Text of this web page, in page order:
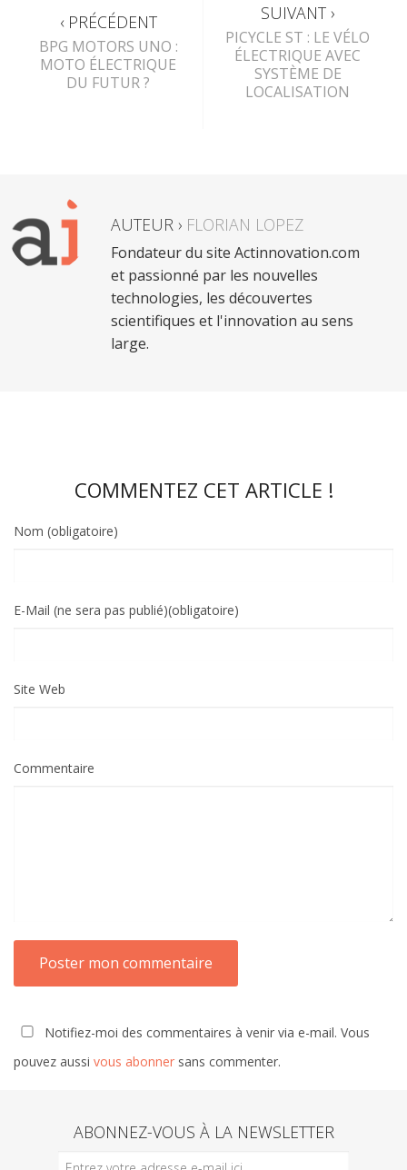
‹ PRÉCÉDENT
BPG MOTORS UNO :
MOTO ÉLECTRIQUE
DU FUTUR ?
SUIVANT ›
PICYCLE ST : LE VÉLO
ÉLECTRIQUE AVEC
SYSTÈME DE
LOCALISATION
AUTEUR › FLORIAN LOPEZ
Fondateur du site Actinnovation.com
et passionné par les nouvelles
technologies, les découvertes
scientifiques et l'innovation au sens
large.
COMMENTEZ CET ARTICLE !
Nom (obligatoire)
E-Mail (ne sera pas publié)(obligatoire)
Site Web
Commentaire
Notifiez-moi des commentaires à venir via e-mail. Vous
pouvez aussi vous abonner sans commenter.
ABONNEZ-VOUS À LA NEWSLETTER